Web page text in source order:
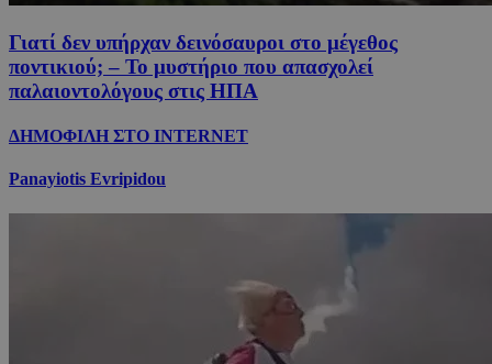
Γιατί δεν υπήρχαν δεινόσαυροι στο μέγεθος
ποντικιού; – Το μυστήριο που απασχολεί
παλαιοντολόγους στις ΗΠΑ
ΔΗΜΟΦΙΛΗ ΣΤΟ INTERNET
Panayiotis Evripidou